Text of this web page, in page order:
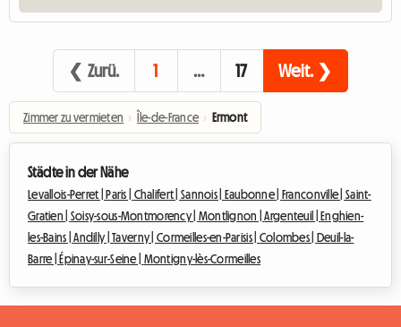
❮ Zurü. 1 … 17 Weit. ❯
Zimmer zu vermieten › Île-de-France › Ermont
Städte in der Nähe
Levallois-Perret | Paris | Chalifert | Sannois | Eaubonne | Franconville |Saint-
Gratien | Soisy-sous-Montmorency | Montlignon |Argenteuil |
Enghien-
les-Bains |Andilly |Taverny | Cormeilles-en-Parisis | Colombes |
Deuil-la-
Barre |
Épinay-sur-Seine | Montigny-lès-Cormeilles